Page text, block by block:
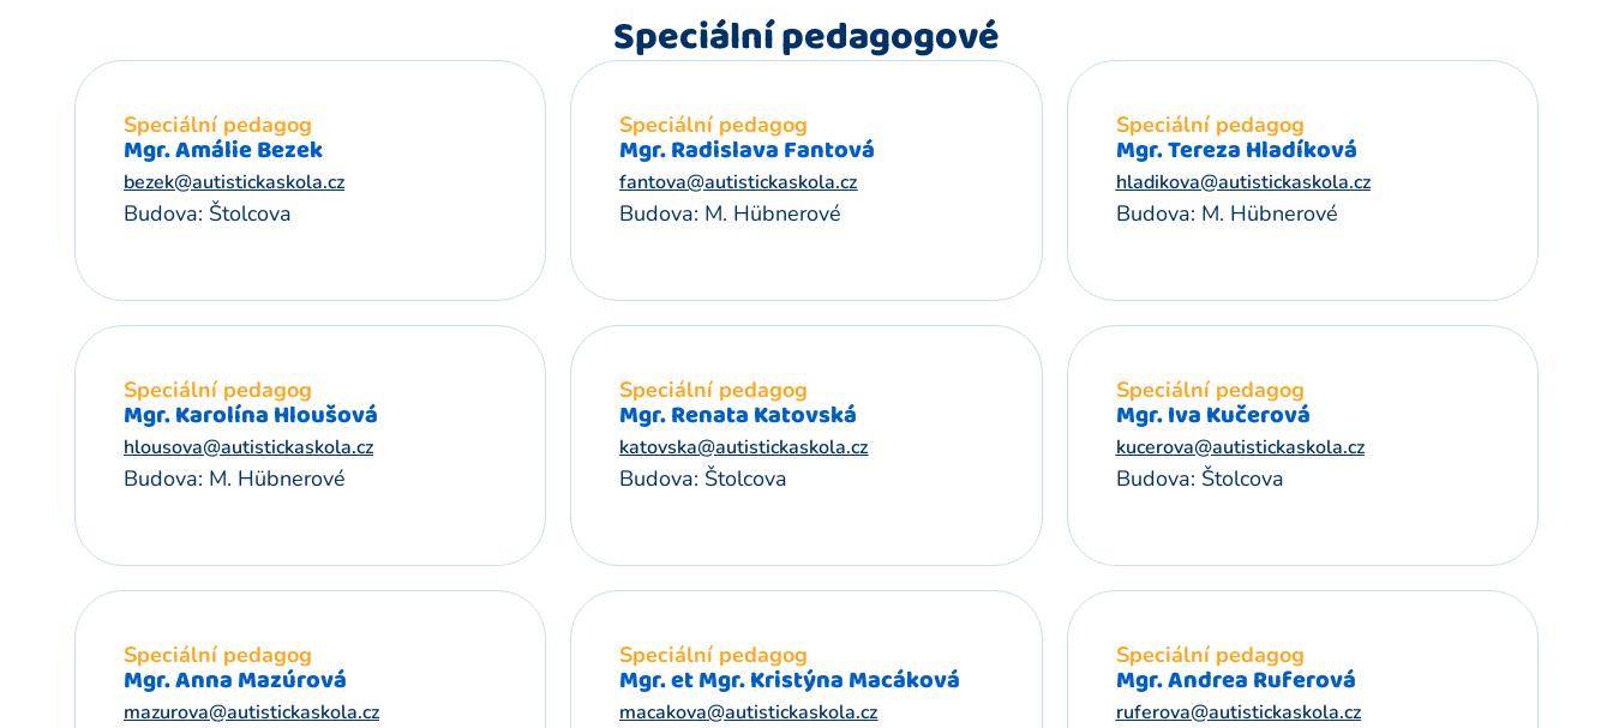
Speciální pedagogové
Speciální pedagog
Mgr. Amálie Bezek
bezek@autistickaskola.cz
Budova: Štolcova
Speciální pedagog
Mgr. Radislava Fantová
fantova@autistickaskola.cz
Budova: M. Hübnerové
Speciální pedagog
Mgr. Tereza Hladíková
hladikova@autistickaskola.cz
Budova: M. Hübnerové
Speciální pedagog
Mgr. Karolína Hloušová
hlousova@autistickaskola.cz
Budova: M. Hübnerové
Speciální pedagog
Mgr. Renata Katovská
katovska@autistickaskola.cz
Budova: Štolcova
Speciální pedagog
Mgr. Iva Kučerová
kucerova@autistickaskola.cz
Budova: Štolcova
Speciální pedagog
Mgr. Anna Mazúrová
mazurova@autistickaskola.cz
Speciální pedagog
Mgr. et Mgr. Kristýna Macáková
macakova@autistickaskola.cz
Speciální pedagog
Mgr. Andrea Ruferová
ruferova@autistickaskola.cz